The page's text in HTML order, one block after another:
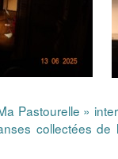
Pastourelle »
collectées